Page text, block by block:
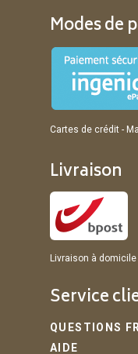
Modes de
Cartes de crédit -
Livraison
Livraison à
Service
QUESTIONS
AIDE